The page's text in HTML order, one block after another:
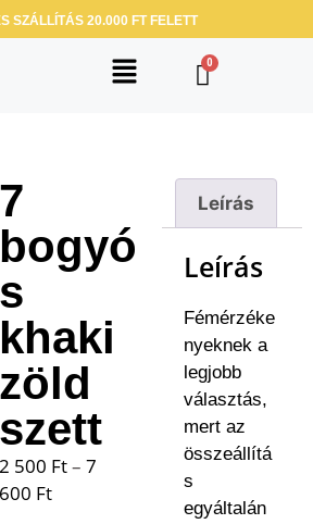
SZÁLLÍTÁS 20.000 FT FELETT
7
bogyó
s
khaki
zöld
szett
2 500 Ft– 7
600 Ft
Leírás
Leírás
Fémérzéke
nyeknek a
legjobb
választás,
mert az
összeállítá
s
egyáltalán